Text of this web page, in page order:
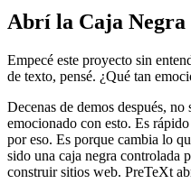
Abrí la Caja Negra
Empecé este proyecto sin
de texto, pensé. ¿Qué tan
Decenas de demos después,
emocionado con esto. Es
por eso. Es porque cambia lo
sido una caja negra controlada
construir sitios web. PreTeXt